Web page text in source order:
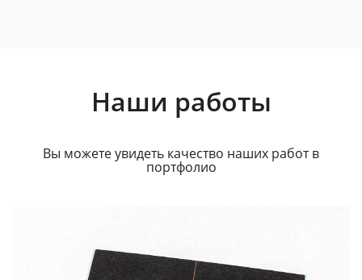
Наши работы
Вы можете увидеть качество наших работ в
портфолио